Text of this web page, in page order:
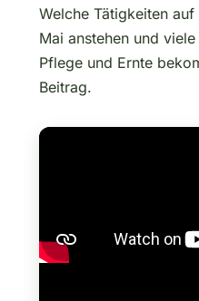
Welche Tätigkeiten
Mai anstehen und
Pflege und Ernte
Beitrag.